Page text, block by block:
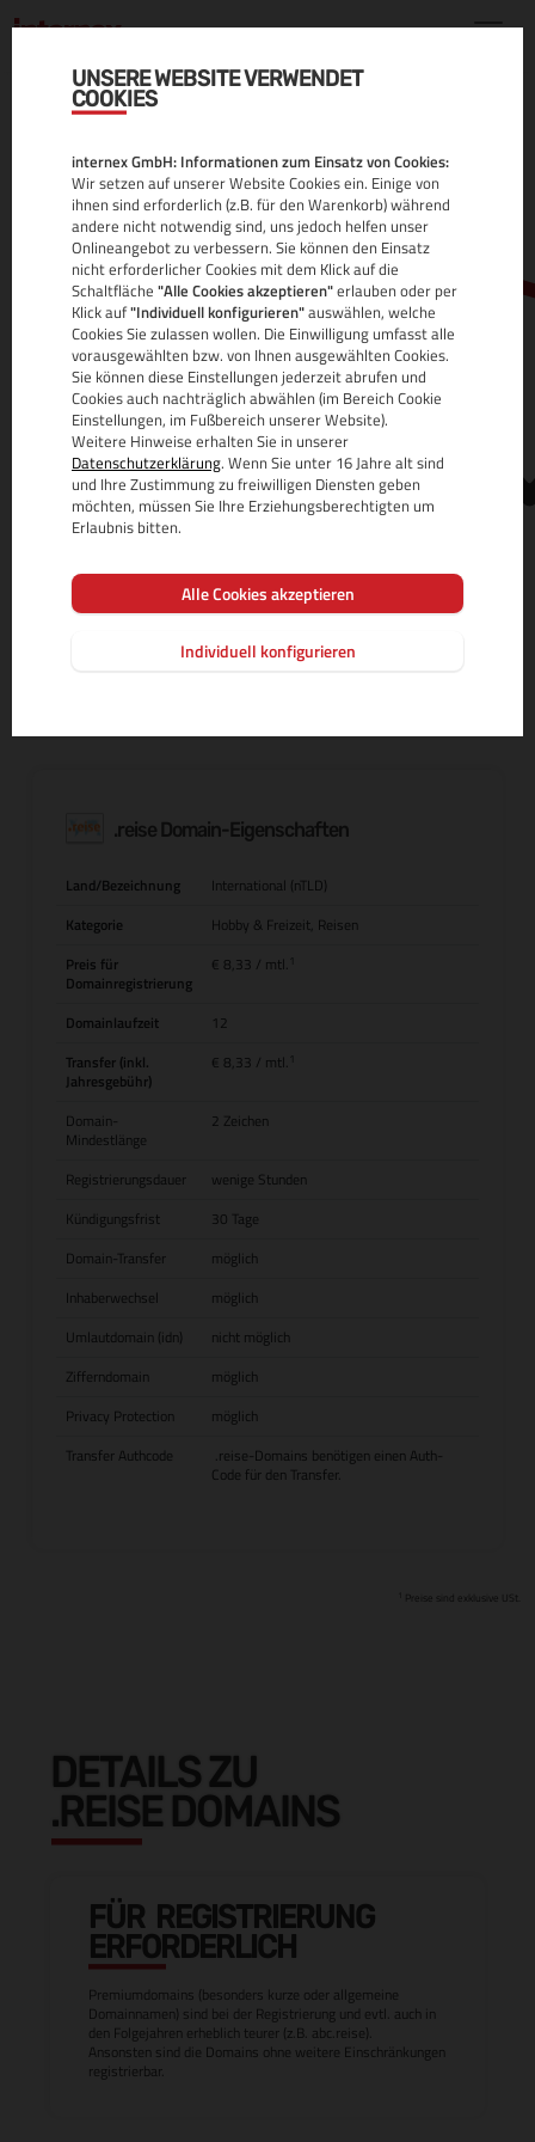
UNSERE WEBSITE VERWENDET
COOKIES
internex GmbH: Informationen zum Einsatz von Cookies:
Wir setzen auf unserer Website Cookies ein. Einige von
ihnen sind erforderlich (z.B. für den Warenkorb) während
andere nicht notwendig sind, uns jedoch helfen unser
Onlineangebot zu verbessern. Sie können den Einsatz
nicht erforderlicher Cookies mit dem Klick auf die
Schaltfläche "Alle Cookies akzeptieren"erlauben oder per
Klick auf"Individuell konfigurieren"auswählen, welche
Cookies Sie zulassen wollen. Die Einwilligung umfasst alle
vorausgewählten bzw. von Ihnen ausgewählten Cookies.
Sie können diese Einstellungen jederzeit abrufen und
Cookies auch nachträglich abwählen (im Bereich Cookie
Einstellungen, im Fußbereich unserer Website).
Weitere Hinweise erhalten Sie in unserer
Datenschutzerklärung. Wenn Sie unter 16 Jahre alt sind
und Ihre Zustimmung zu freiwilligen Diensten geben
möchten, müssen Sie Ihre Erziehungsberechtigten um
Erlaubnis bitten.
Alle Cookies akzeptieren
Individuell konfigurieren
.REISE DOMAIN
ALLE INFOS
MEHR INFOS ZUR DOMAIN-ENDUNG
.reise Domain-Eigenschaften
Land/Bezeichnung
International (nTLD)
Kategorie
Hobby & Freizeit, Reisen
Preis für
Domainregistrierung
€ 8,33 / mtl.
Domainlaufzeit
12
Transfer (inkl.
Jahresgebühr)
€ 8,33 / mtl.
Domain-
Mindestlänge
2 Zeichen
Registrierungsdauer
wenige Stunden
Kündigungsfrist
30 Tage
Domain-Transfer
möglich
Inhaberwechsel
möglich
Umlautdomain (idn)
nicht möglich
Zifferndomain
möglich
Privacy Protection
möglich
Transfer Authcode
.reise-Domains benötigen einen Auth-
Code für den Transfer.
Preise sind exklusive USt.
DETAILS ZU
.REISE DOMAINS
FÜR REGISTRIERUNG
ERFORDERLICH
Premiumdomains (besonders kurze oder allgemeine
Domainnamen) sind bei der Registrierung und evtl. auch in
den Folgejahren erheblich teurer (z.B. abc.reise).
Ansonsten sind die Domains ohne weitere Einschränkungen
registrierbar.